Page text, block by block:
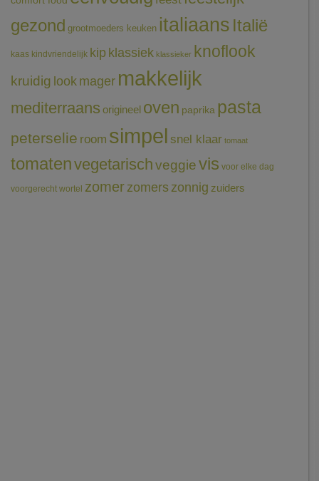
gezond grootmoeders keuken italiaans Italië
kaas kindvriendelijk kip klassiek klassieker knoflook
kruidig look mager makkelijk
mediterraans origineel oven paprika pasta
peterselie room simpel snel klaar tomaat
tomatenvegetarischveggievis voor elke dag
voorgerecht wortel zomerzomerszonnig zuiders